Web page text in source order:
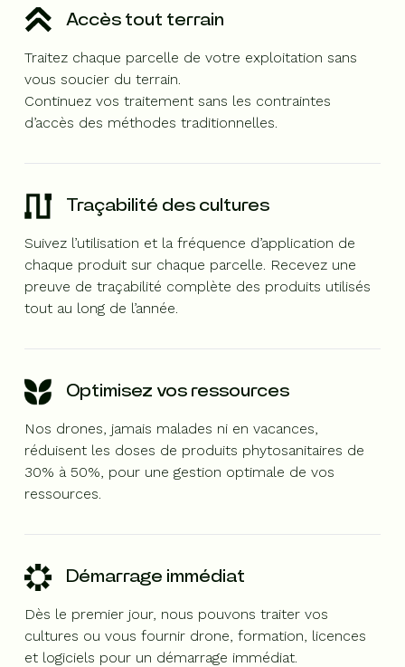
Accès tout terrain
Traitez chaque parcelle de votre exploitation sans
vous soucier du terrain.
Continuez vos traitement sans les contraintes
d’accès des méthodes traditionnelles.
Traçabilité des cultures
Suivez l’utilisation et la fréquence d’application de
chaque produit sur chaque parcelle. Recevez une
preuve de traçabilité complète des produits utilisés
tout au long de l’année.
Optimisez vos ressources
Nos drones, jamais malades ni en vacances,
réduisent les doses de produits phytosanitaires de
30% à 50%, pour une gestion optimale de vos
ressources.
Démarrage immédiat
Dès le premier jour, nous pouvons traiter vos
cultures ou vous fournir drone, formation, licences
et logiciels pour un démarrage immédiat.